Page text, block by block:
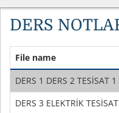
DERS
File name
DERS 1 DERS 2 TESİSAT
DERS 3 ELEKTRİK